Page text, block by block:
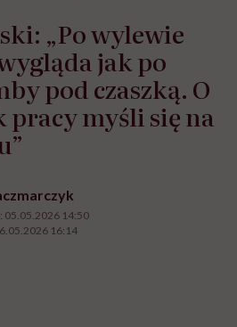
„Po wylewie
jak po
pod czaszką. O
myśli się na
05.05.2026 14:50
16:14